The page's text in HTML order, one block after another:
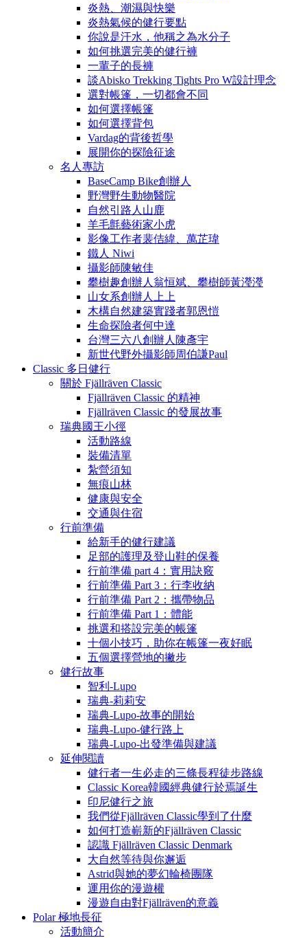
炎熱、潮濕與快樂
炎熱氣候的健行要點
你說是汗水，他稱之為水分子
如何挑選完美的健行褲
一輩子的長褲
談Abisko Trekking Tights Pro W設計理念
選對帳篷，一切都會不同
如何選擇帳篷
如何選擇背包
Vardag的背後哲學
展開你的探險征途
名人專訪
BaseCamp Bike創辦人
野灣野生動物醫院
自然引路人山鹿
羊毛氈藝術家小虎
影像工作者裴佶緯、萬芷瑋
鐵人 Niwi
攝影師陳敏佳
攀樹趣創辦人翁恒斌、攀樹師黃瀅瀅
山女系創辦人上上
木構自然建築實踐者郭恩愷
生命探險者何中達
台灣三六八創辦人陳彥宇
新世代野外攝影師周伯謙Paul
Classic 多日健行
關於 Fjällräven Classic
Fjällräven Classic 的精神
Fjällräven Classic 的發展故事
瑞典國王小徑
活動路線
裝備清單
紮營須知
無痕山林
健康與安全
交通與住宿
行前準備
給新手的健行建議
足部的護理及登山鞋的保養
行前準備 part 4：實用訣竅
行前準備 Part 3：行李收納
行前準備 Part 2：攜帶物品
行前準備 Part 1：體能
挑選和搭設完美的帳篷
十個小技巧，助你在帳篷一夜好眠
五個選擇營地的撇步
健行故事
智利-Lupo
瑞典-莉莉安
瑞典-Lupo-故事的開始
瑞典-Lupo-健行路上
瑞典-Lupo-出發準備與建議
延伸閱讀
健行者一生必走的三條長程徒步路線
Classic Korea韓國經典健行於焉誕生
印尼健行之旅
我們從Fjällräven Classic學到了什麼
如何打造嶄新的Fjällräven Classic
認識 Fjällräven Classic Denmark
大自然等待與你邂逅
Astrid與她的夢幻輪椅團隊
運用你的漫遊權
漫遊自由對Fjällräven的意義
Polar 極地長征
活動簡介